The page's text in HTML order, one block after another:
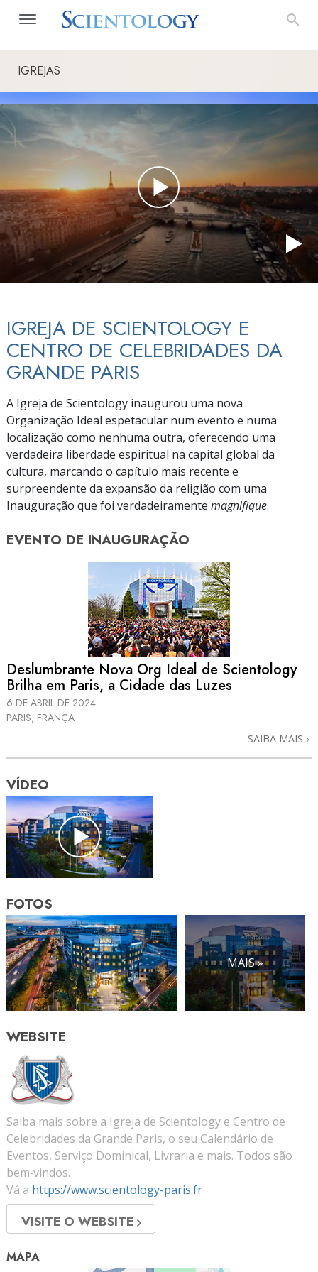
IGREJAS
IGREJA DE SCIENTOLOGY E
CENTRO DE CELEBRIDADES DA
GRANDE PARIS
A Igreja de Scientology inaugurou uma nova
Organização Ideal espetacular num evento e numa
localização como nenhuma outra, oferecendo uma
verdadeira liberdade espiritual na capital global da
cultura, marcando o capítulo mais recente e
surpreendente da expansão da religião com uma
Inauguração que foi verdadeiramente magnifique.
EVENTO DE INAUGURAÇÃO
Deslumbrante Nova Org Ideal de Scientology
Brilha em Paris, a Cidade das Luzes
6 DE ABRIL DE 2024
PARIS, FRANÇA
SAIBA MAIS
VÍDEO
FOTOS
MAIS »
WEBSITE
Saiba mais sobre a Igreja de Scientology e Centro de
Celebridades da Grande Paris, o seu Calendário de
Eventos, Serviço Dominical, Livraria e mais. Todos são
bem‑vindos.
Vá a https://www.scientology-paris.fr
VISITE O WEBSITE
MAPA